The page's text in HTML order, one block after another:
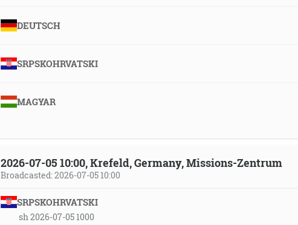
DEUTSCH
SRPSKOHRVATSKI
MAGYAR
2026-07-05 10:00, Krefeld, Germany, Missions-Zentrum
Broadcasted: 2026-07-05 10:00
SRPSKOHRVATSKI
sh 2026-07-05 1000